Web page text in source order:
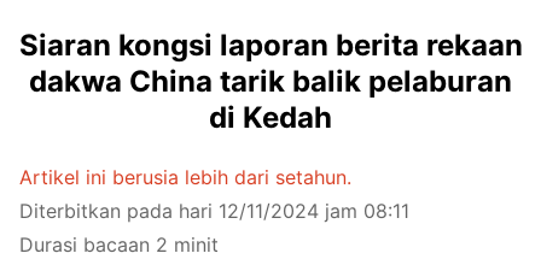
Siaran kongsi laporan berita rekaan
dakwa China tarik balik pelaburan
di Kedah
Artikel ini berusia lebih dari setahun.
Diterbitkan pada hari 12/11/2024 jam 08:11
Durasi bacaan 2 minit